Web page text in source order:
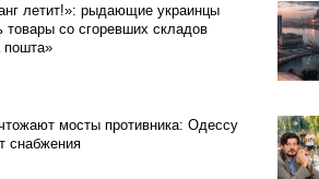
летит!»: рыдающие украинцы
товары со сгоревших складов
пошта»
мосты противника: Одессу
снабжения